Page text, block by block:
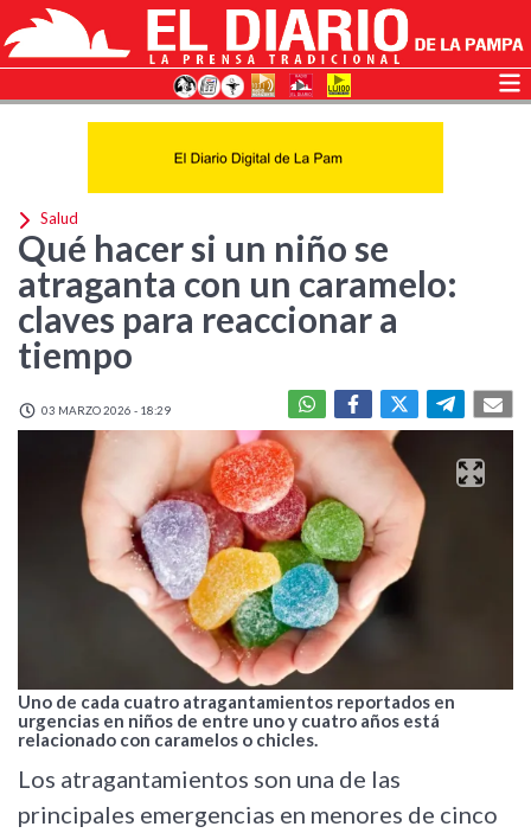
Salud
Qué hacer si un niño se
atraganta con un caramelo:
claves para reaccionar a
tiempo
03 MARZO 2026 - 18:29
Uno de cada cuatro atragantamientos reportados en
urgencias en niños de entre uno y cuatro años está
relacionado con caramelos o chicles.
Los atragantamientos son una de las
principales emergencias en menores de cinco